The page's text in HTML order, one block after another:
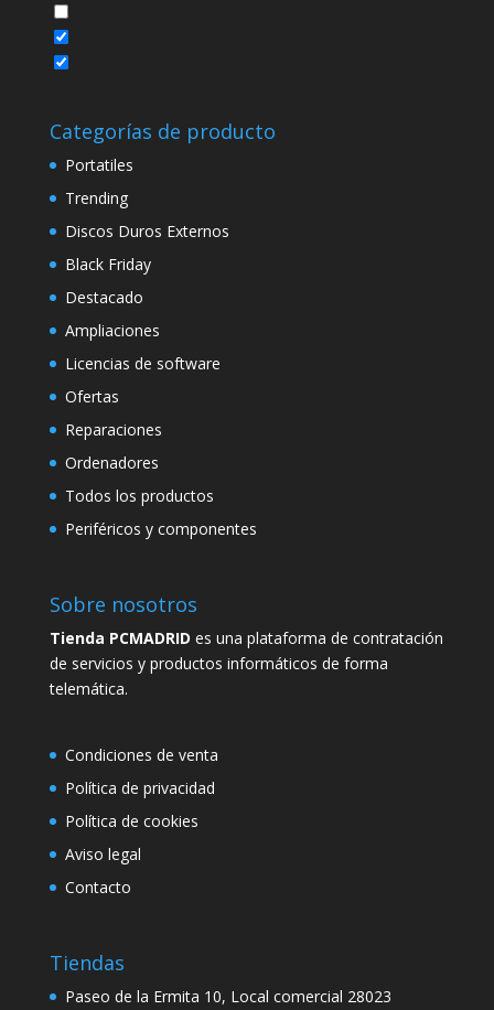
Categorías de producto
Portatiles
Trending
Discos Duros Externos
Black Friday
Destacado
Ampliaciones
Licencias de software
Ofertas
Reparaciones
Ordenadores
Todos los productos
Periféricos y componentes
Sobre nosotros
Tienda PCMADRID es una plataforma de contratación
de servicios y productos informáticos de forma
telemática.
Condiciones de venta
Política de privacidad
Política de cookies
Aviso legal
Contacto
Tiendas
Paseo de la Ermita 10, Local comercial 28023